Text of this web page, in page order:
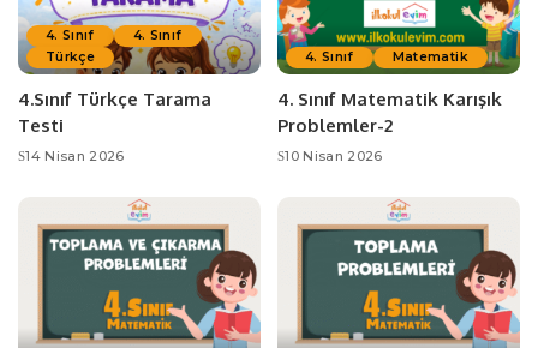
4. Sınıf
4. Sınıf
Türkçe
4.Sınıf Türkçe Tarama
Testi
14 Nisan 2026
4. Sınıf Matematik
4. Sınıf Matematik Karışık
Problemler-2
10 Nisan 2026